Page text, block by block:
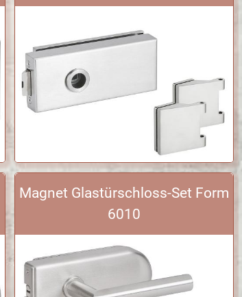
Magnet Glastürschloss-Set Form
6010